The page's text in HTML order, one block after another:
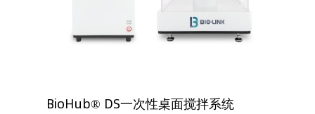
BioHub® DS一次性桌面搅拌系统